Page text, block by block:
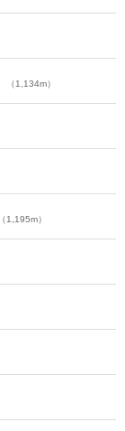
（1,134m）
（1,195m）